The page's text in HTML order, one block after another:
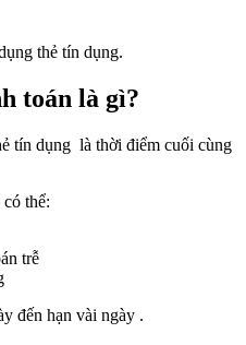
thẻ tín dụng.
toán là gì?
tín dụng là thời điểm cuối cùng
thể:
trễ
đến hạn vài ngày .